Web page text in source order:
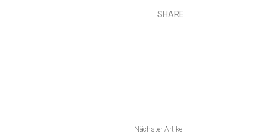
SHARE
Nächster Artikel